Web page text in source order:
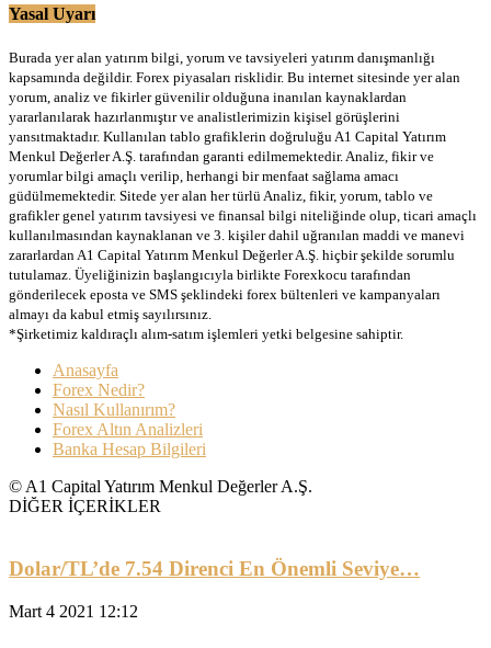
Yasal Uyarı
Burada yer alan yatırım bilgi, yorum ve tavsiyeleri yatırım danışmanlığı
kapsamında değildir. Forex piyasaları risklidir. Bu internet sitesinde yer alan
yorum, analiz ve fikirler güvenilir olduğuna inanılan kaynaklardan
yararlanılarak hazırlanmıştır ve analistlerimizin kişisel görüşlerini
yansıtmaktadır. Kullanılan tablo grafiklerin doğruluğu A1 Capital Yatırım
Menkul Değerler A.Ş. tarafından garanti edilmemektedir. Analiz, fikir ve
yorumlar bilgi amaçlı verilip, herhangi bir menfaat sağlama amacı
güdülmemektedir. Sitede yer alan her türlü Analiz, fikir, yorum, tablo ve
grafikler genel yatırım tavsiyesi ve finansal bilgi niteliğinde olup, ticari amaçlı
kullanılmasından kaynaklanan ve 3. kişiler dahil uğranılan maddi ve manevi
zararlardan A1 Capital Yatırım Menkul Değerler A.Ş. hiçbir şekilde sorumlu
tutulamaz. Üyeliğinizin başlangıcıyla birlikte Forexkocu tarafından
gönderilecek eposta ve SMS şeklindeki forex bültenleri ve kampanyaları
almayı da kabul etmiş sayılırsınız.
*Şirketimiz kaldıraçlı alım-satım işlemleri yetki belgesine sahiptir.
Anasayfa
Forex Nedir?
Nasıl Kullanırım?
Forex Altın Analizleri
Banka Hesap Bilgileri
© A1 Capital Yatırım Menkul Değerler A.Ş.
DİĞER İÇERİKLER
Dolar/TL’de 7.54 Direnci En Önemli Seviye…
Mart 4 2021 12:12